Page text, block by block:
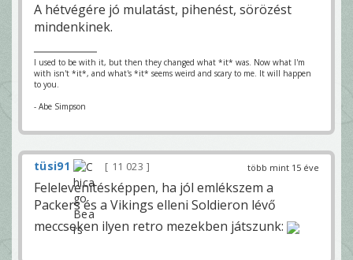
A hétvégére jó mulatást, pihenést, sörözést
mindenkinek.
I used to be with it, but then they changed what *it* was. Now what I'm
with isn't *it*, and what's *it* seems weird and scary to me. It will happen
to you.
- Abe Simpson
több mint 15 éve
tüsi91 11 023
Felelevenítésképpen, ha jól emlékszem a
Packers és a Vikings elleni Soldieron lévő
meccseken ilyen retro mezekben játszunk: